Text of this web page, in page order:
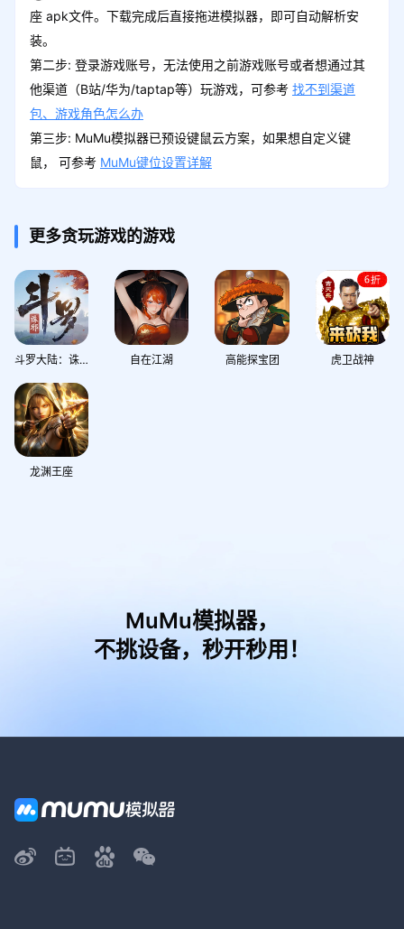
座 apk文件。下载完成后直接拖进模拟器，即可自动解析安
装。
第二步: 登录游戏账号，无法使用之前游戏账号或者想通过其
他渠道（B站/华为/taptap等）玩游戏，可参考 找不到渠道
包、游戏角色怎么办
第三步: MuMu模拟器已预设键鼠云方案，如果想自定义键
鼠， 可参考 MuMu键位设置详解
更多贪玩游戏的游戏
斗罗大陆：诛邪传说 自在江湖 高能探宝团 虎卫战神
龙渊王座
MuMu模拟器，
不挑设备，秒开秒用！